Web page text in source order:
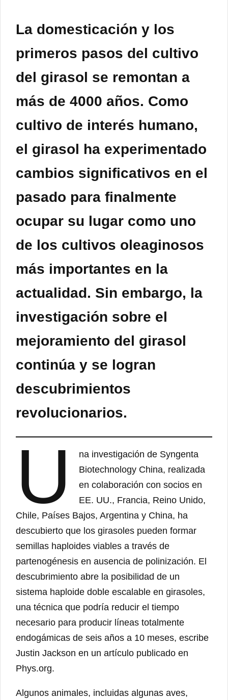
La domesticación y los
primeros pasos del cultivo
del girasol se remontan a
más de 4000 años. Como
cultivo de interés humano,
el girasol ha experimentado
cambios significativos en el
pasado para finalmente
ocupar su lugar como uno
de los cultivos oleaginosos
más importantes en la
actualidad. Sin embargo, la
investigación sobre el
mejoramiento del girasol
continúa y se logran
descubrimientos
revolucionarios.
U
na investigación de Syngenta
Biotechnology China, realizada
en colaboración con socios en
EE. UU., Francia, Reino Unido,
Chile, Países Bajos, Argentina y China, ha
descubierto que los girasoles pueden formar
semillas haploides viables a través de
partenogénesis en ausencia de polinización. El
descubrimiento abre la posibilidad de un
sistema haploide doble escalable en girasoles,
una técnica que podría reducir el tiempo
necesario para producir líneas totalmente
endogámicas de seis años a 10 meses, escribe
Justin Jackson en un artículo publicado en
Phys.org.
Algunos animales, incluidas algunas aves,